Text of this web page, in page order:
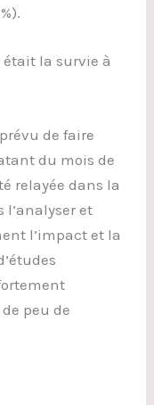
la survie à
de faire
du mois de
relayée dans la
l’analyser et
l’impact et la
peu de